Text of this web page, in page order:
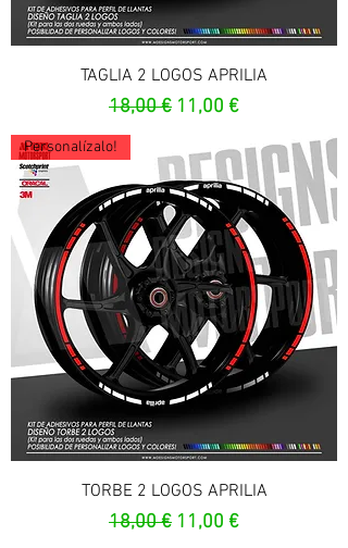
TAGLIA 2 LOGOS APRILIA
Prezzo regolare
18,00 € Prezzo scontato
11,00 €
Personalízalo!
TORBE 2 LOGOS APRILIA
Prezzo regolare
18,00 € Prezzo scontato
11,00 €